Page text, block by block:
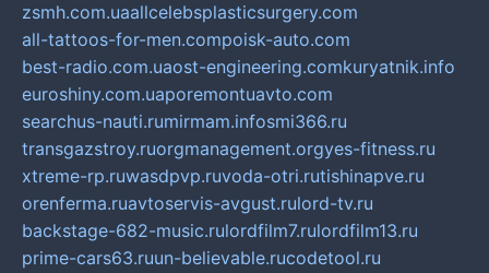
zsmh.com.uaallcelebsplasticsurgery.com
all-tattoos-for-men.compoisk-auto.com
best-radio.com.uaost-engineering.comkuryatnik.info
euroshiny.com.uaporemontuavto.com
searchus-nauti.rumirmam.infosmi366.ru
transgazstroy.ruorgmanagement.orgyes-fitness.ru
xtreme-rp.ruwasdpvp.ruvoda-otri.rutishinapve.ru
orenferma.ruavtoservis-avgust.rulord-tv.ru
backstage-682-music.rulordfilm7.rulordfilm13.ru
prime-cars63.ruun-believable.rucodetool.ru